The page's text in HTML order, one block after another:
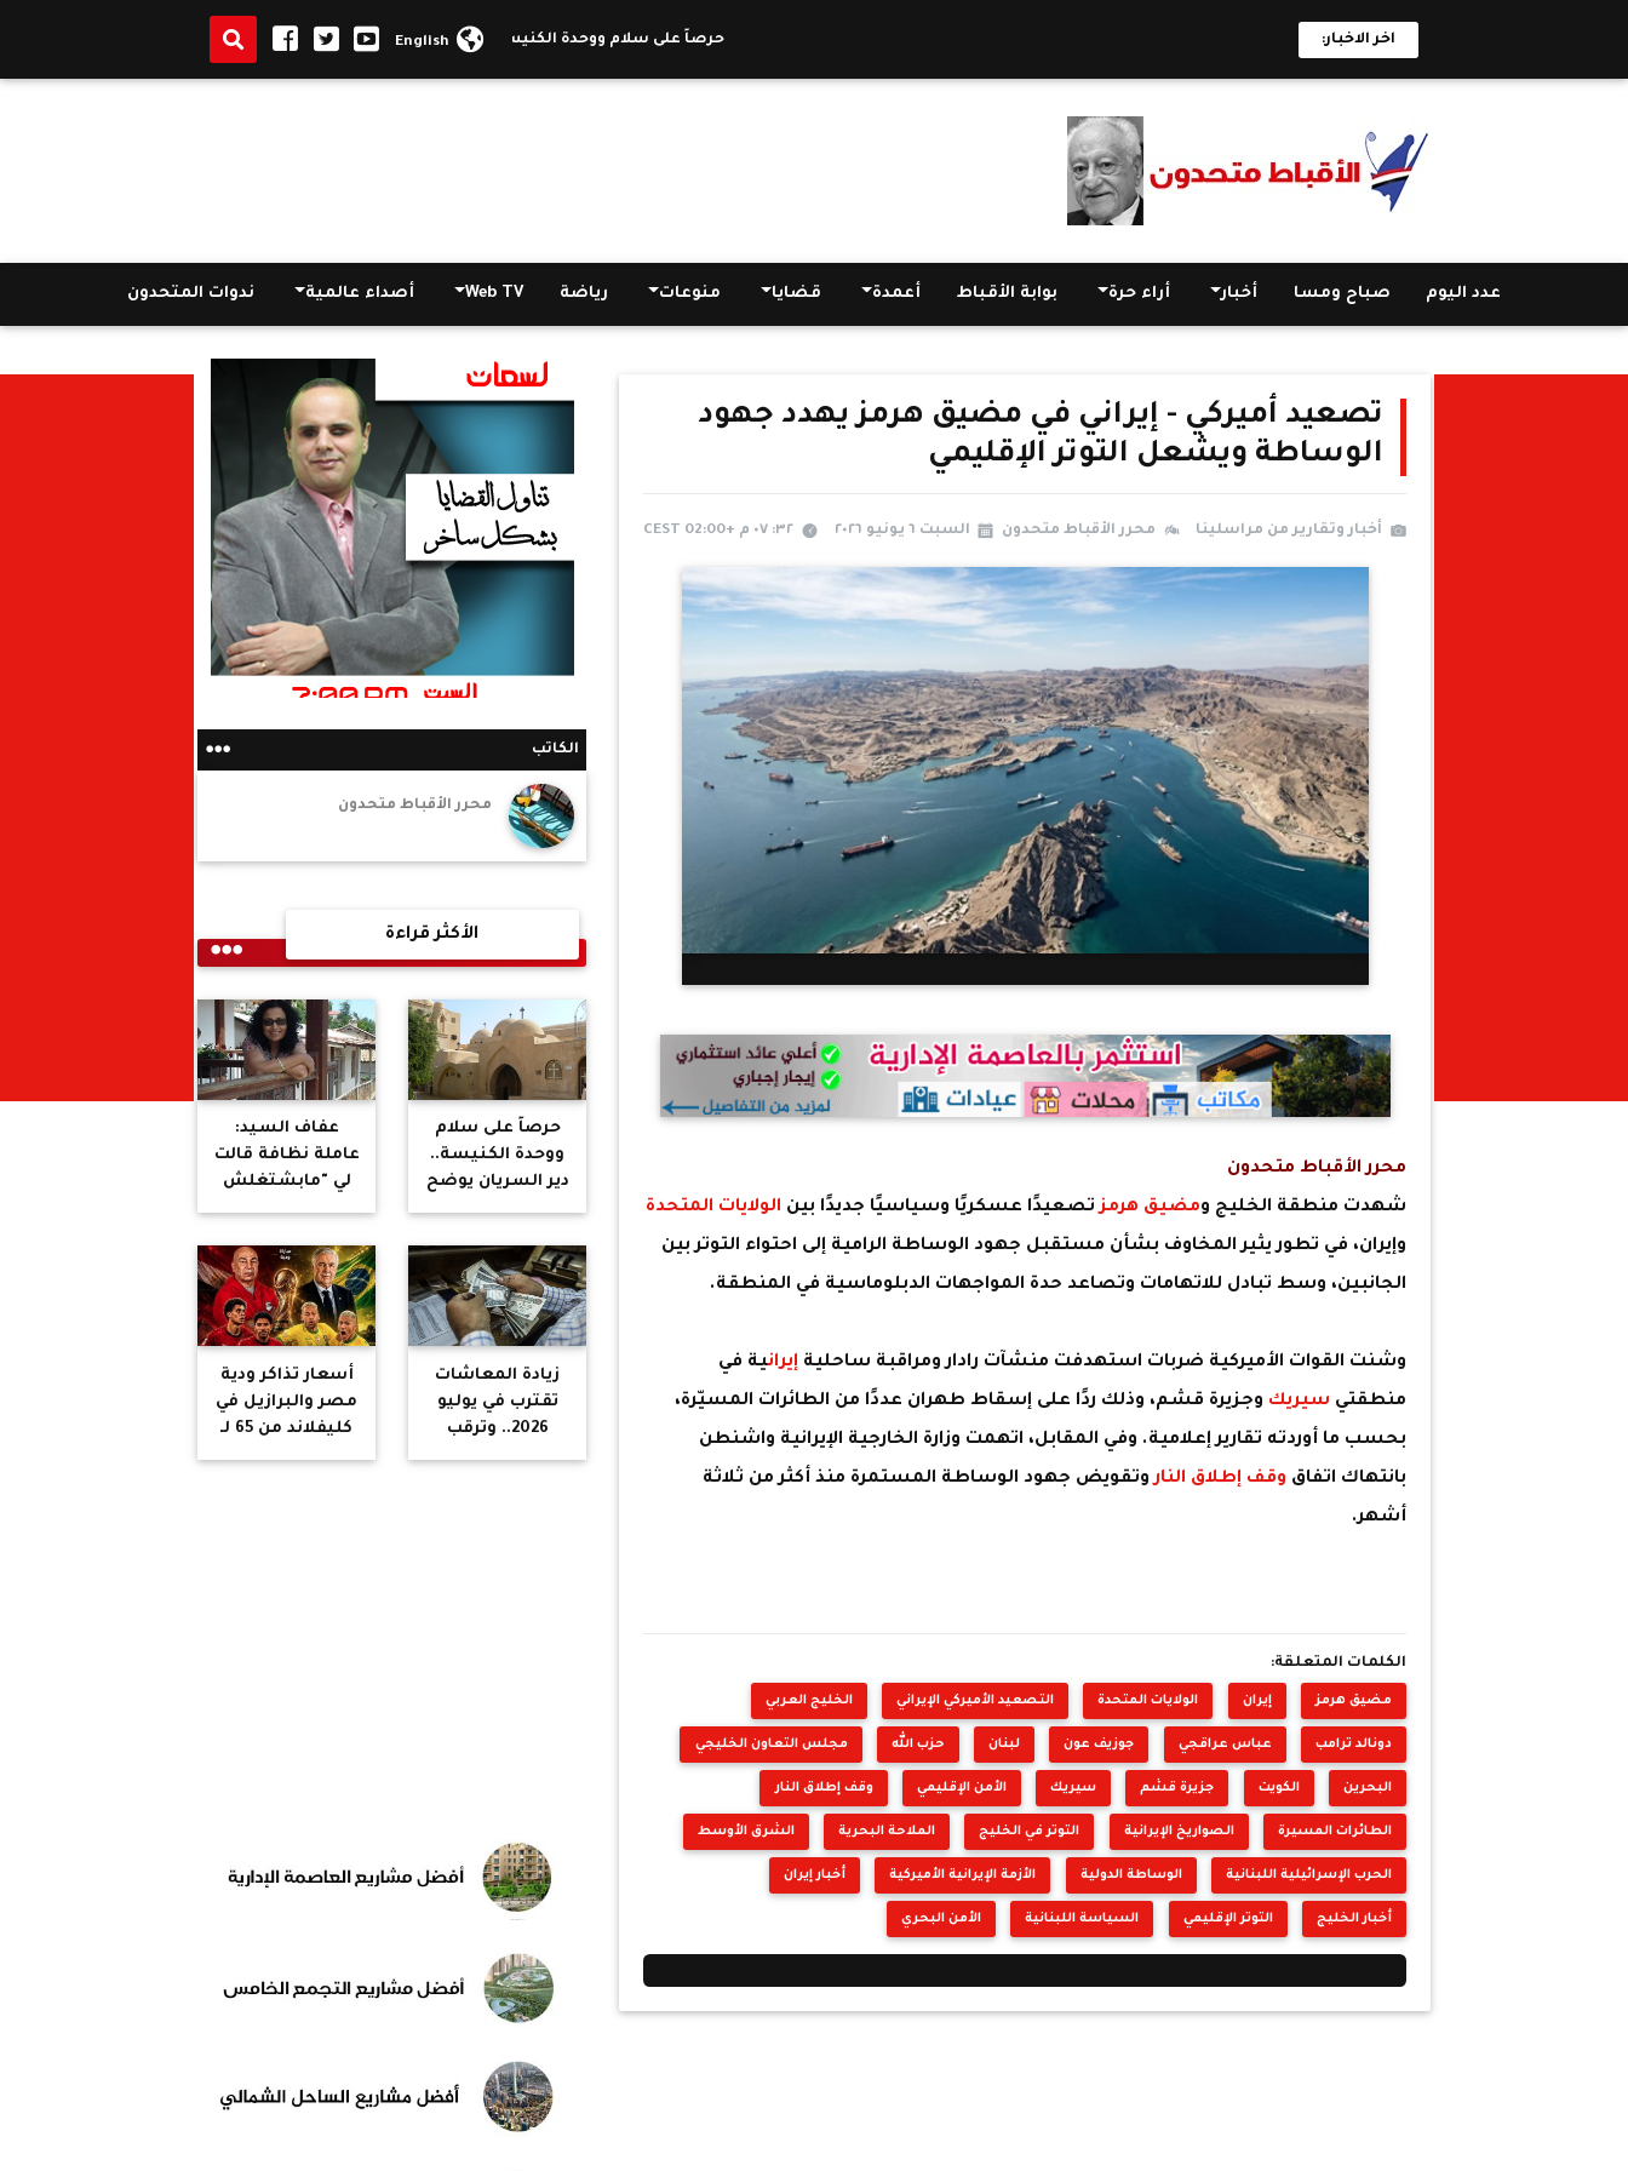
اخر الاخبار: حرصاً على سلام ووحدة الكنيسة.. دير السريان يوضح موقفه نشر من تذكار الأب متى المسكين علي
English
عدد اليوم صباح ومسا أخبار أراء حرة بوابة الأقباط أعمدة قضايا منوعات رياضة Web TV أصداء عالمية ندوات المتحدون
تصعيد أميركي - إيراني في مضيق هرمز يهدد جهود
الوساطة ويشعل التوتر الإقليمي
أخبار وتقارير من مراسلينا محرر الأقباط متحدون السبت ٦ يونيو ٢٠٢٦ ٣٢: ٠٧ م +02:00 CEST
محرر الأقباط متحدون
شهدت منطقة الخليج ومضيق هرمزتصعيدًا عسكريًا وسياسيًا جديدًا بين الولايات المتحدة
وإيران، في تطور يثير المخاوف بشأن مستقبل جهود الوساطة الرامية إلى احتواء التوتر بين
الجانبين، وسط تبادل للاتهامات وتصاعد حدة المواجهات الدبلوماسية في المنطقة.
وشنت القوات الأميركية ضربات استهدفت منشآت رادار ومراقبة ساحلية إيرانية في
منطقتي سيريك وجزيرة قشم، وذلك ردًا على إسقاط طهران عددًا من الطائرات المسيّرة،
بحسب ما أوردته تقارير إعلامية. وفي المقابل، اتهمت وزارة الخارجية الإيرانية واشنطن
بانتهاك اتفاق وقف إطلاق الناروتقويض جهود الوساطة المستمرة منذ أكثر من ثلاثة
أشهر.
الكلمات المتعلقة:
مضيق هرمز إيران الولايات المتحدة التصعيد الأميركي الإيراني الخليج العربي
دونالد ترامب عباس عراقجي جوزيف عون لبنان حزب الله مجلس التعاون الخليجي
البحرين الكويت جزيرة قشم سيريك الأمن الإقليمي وقف إطلاق النار
الطائرات المسيرة الصواريخ الإيرانية التوتر في الخليج الملاحة البحرية الشرق الأوسط
الحرب الإسرائيلية اللبنانية الوساطة الدولية الأزمة الإيرانية الأميركية أخبار إيران
أخبار الخليج التوتر الإقليمي السياسة اللبنانية الأمن البحري
الكاتب
محرر الأقباط متحدون
الأكثر قراءة
حرصاً على سلام
ووحدة الكنيسة..
دير السريان يوضح
موقفه نشر من
المسكين علي
موقعه الرسمي
عفاف السيد:
عاملة نظافة قالت
لي "مابشتغلش
عند مسيحيين"!
زيادة المعاشات
تقترب في يوليو
2026.. وترقب
أسعار تذاكر ودية
مصر والبرازيل في
كليفلاند من 65 لـ